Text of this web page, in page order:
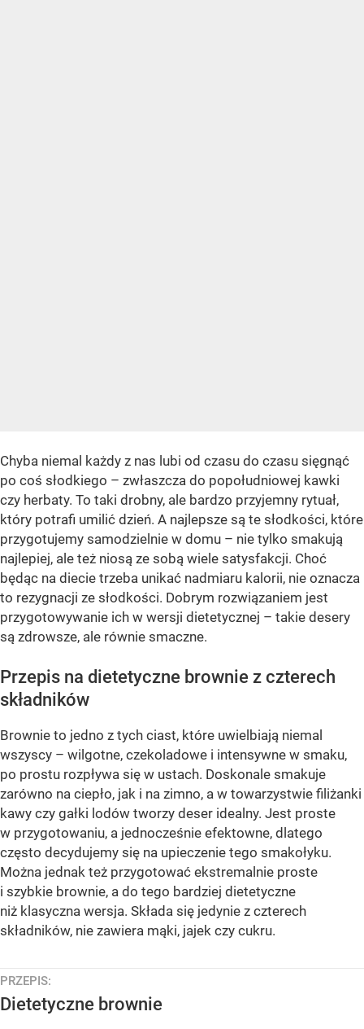
Chyba niemal każdy z nas lubi od czasu do czasu sięgnąć
po coś słodkiego – zwłaszcza do popołudniowej kawki
czy herbaty. To taki drobny, ale bardzo przyjemny rytuał,
który potrafi umilić dzień. A najlepsze są te słodkości, które
przygotujemy samodzielnie w domu – nie tylko smakują
najlepiej, ale też niosą ze sobą wiele satysfakcji. Choć
będąc na diecie trzeba unikać nadmiaru kalorii, nie oznacza
to rezygnacji ze słodkości. Dobrym rozwiązaniem jest
przygotowywanie ich w wersji dietetycznej – takie desery
są zdrowsze, ale równie smaczne.
Przepis na dietetyczne brownie z czterech
składników
Brownie to jedno z tych ciast, które uwielbiają niemal
wszyscy – wilgotne, czekoladowe i intensywne w smaku,
po prostu rozpływa się w ustach. Doskonale smakuje
zarówno na ciepło, jak i na zimno, a w towarzystwie filiżanki
kawy czy gałki lodów tworzy deser idealny. Jest proste
w przygotowaniu, a jednocześnie efektowne, dlatego
często decydujemy się na upieczenie tego smakołyku.
Można jednak też przygotować ekstremalnie proste
i szybkie brownie, a do tego bardziej dietetyczne
niż klasyczna wersja. Składa się jedynie z czterech
składników, nie zawiera mąki, jajek czy cukru.
PRZEPIS:
Dietetyczne brownie